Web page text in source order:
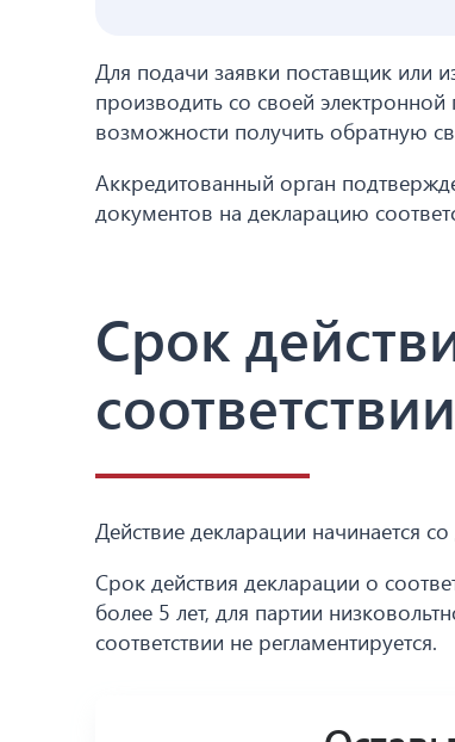
Для подачи заявки поставщик или
производить со своей
возможности получить обратную
Аккредитованный орган
документов на декларацию
Срок
соответствии
Действие декларации начинается
Срок действия декларации о
более 5 лет, для партии
соответствии не регламентируется.